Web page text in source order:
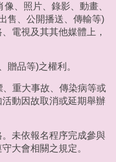
、照片、錄影、動畫、
售、公開播送、傳輸等)
電視及其其他媒體上，
贈品等)之權利。
重大事故、傳染病等或
動因故取消或延期舉辦
未依報名程序完成參與
大會相關之規定。